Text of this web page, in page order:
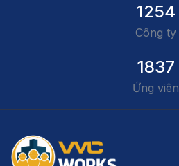
1254
Công ty
1837
Ứng viên